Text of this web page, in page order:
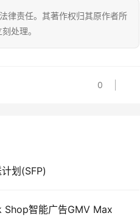
律责任。其著作权归其原作者所
处理。
0
划(SFP)
Shop智能广告GMV Max